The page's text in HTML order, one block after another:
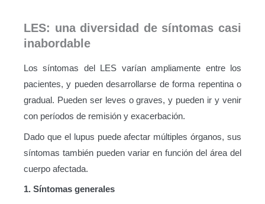
LES: una diversidad de síntomas casi
inabordable
Los síntomas del LES varían ampliamente entre los
pacientes, y pueden desarrollarse de forma repentina o
gradual. Pueden ser leves o graves, y pueden ir y venir
con períodos de remisión y exacerbación.
Dado que el lupus puede afectar múltiples órganos, sus
síntomas también pueden variar en función del área del
cuerpo afectada.
1. Síntomas generales